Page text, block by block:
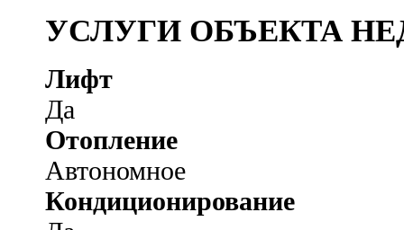
УСЛУГИ ОБЪЕКТА
Лифт
Да
Отопление
Автономное
Кондиционирование